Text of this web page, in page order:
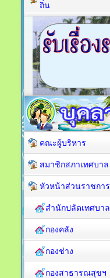
ถิ่น
คณะผู้บริหาร
สมาชิกสภาเทศบาล
หัวหน้าส่วนราชการ
สำนักปลัดเทศบาล
กองคลัง
กองช่าง
กองสาธารณสุขฯ